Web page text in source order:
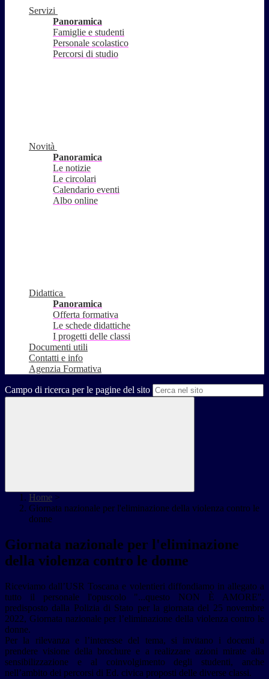
Servizi
Panoramica
Famiglie e studenti
Personale scolastico
Percorsi di studio
Novità
Panoramica
Le notizie
Le circolari
Calendario eventi
Albo online
Didattica
Panoramica
Offerta formativa
Le schede didattiche
I progetti delle classi
Documenti utili
Contatti e info
Agenzia Formativa
Campo di ricerca per le pagine del sito
Home >
Giornata nazionale per l'eliminazione della violenza contro le
donne
Giornata nazionale per l'eliminazione
della violenza contro le donne
Riceviamo dall’USR Toscana e volentieri diffondiamo in allegato a
tutto il personale l'opuscolo "...questo NON È AMORE",
predisposto dalla Polizia di Stato per la giornata del 25 novembre
2022, Giornata nazionale per l’eliminazione della violenza contro le
donne.
Per la rilevanza e l’interesse del tema, si invitano i docenti a
prendere visione della brochure e a realizzare azioni mirate alla
sensibilizzazione e al coinvolgimento degli studenti, anche
nell’ambito dei percorsi di Ed. civica proposti delle diverse classi.